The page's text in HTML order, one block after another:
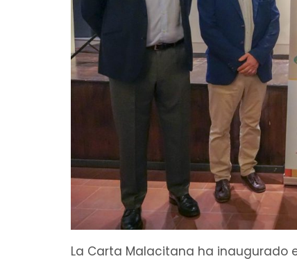
La Carta Malacitana ha inaugurado